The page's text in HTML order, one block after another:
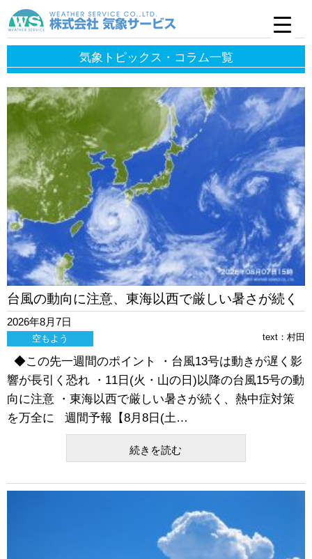
気象トピックス・コラム一覧
台風の動向に注意、東海以西で厳しい暑さが続く
2026年8月7日
空もよう text： 村田
◆この先一週間のポイント ・台風13号は動きが遅く影
響が長引く恐れ ・11日(火・山の日)以降の台風15号の動
向に注意 ・東海以西で厳しい暑さが続く、熱中症対策
を万全に 週間予報【8月8日(土…
続きを読む